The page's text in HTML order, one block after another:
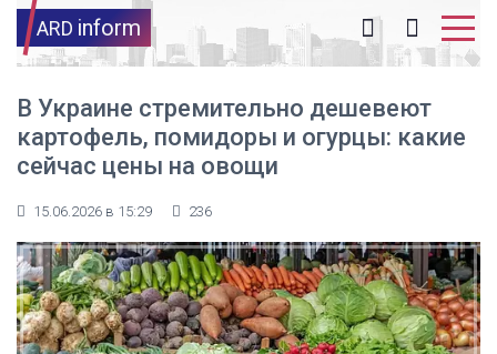
ARD inform
В Украине стремительно дешевеют
картофель, помидоры и огурцы: какие
сейчас цены на овощи
15.06.2026 в 15:29 236